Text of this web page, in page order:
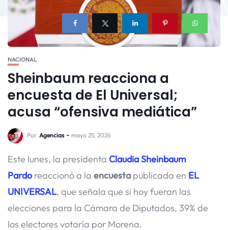
NACIONAL
Sheinbaum reacciona a
encuesta de El Universal;
acusa “ofensiva mediática”
Por Agencias mayo 25, 2026
Este lunes, la presidenta Claudia Sheinbaum
Pardoreaccionó a la encuesta publicada en EL
UNIVERSAL, que señala que si hoy fueran las
elecciones para la Cámara de Diputados, 39% de
los electores votaría por Morena.